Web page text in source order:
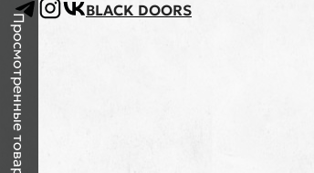
BLACK DOORS
Просмотренные товары